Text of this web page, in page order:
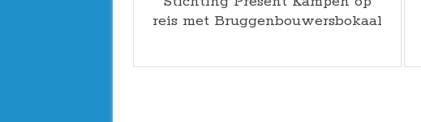
reis met Bruggenbouwersbokaal